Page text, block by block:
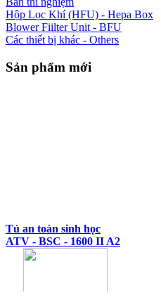
Hộp Lọc Khí (HFU) - Hepa Box
Blower Fiilter Unit - BFU
Các thiết bị khác - Others
Sản phẩm mới
ATV - BSC - 1600 II A2